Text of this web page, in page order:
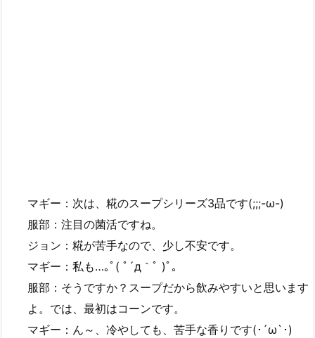
マギー：次は、糀のスープシリーズ3品です(;;;-ω-)
服部：注目の菌活ですね。
ジョン：糀が苦手なので、少し不安です。
マギー：私も…｡ﾟ( ﾟ´д｀ﾟ )ﾟ｡
服部：そうですか？スープだから飲みやすいと思います
よ。では、最初はコーンです。
マギー：ん～、冷やしても、苦手な香りです(･´ω`･)